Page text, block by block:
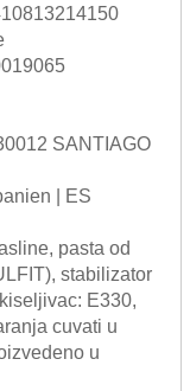
SANTIAGO
| ES
pasta od
stabilizator
E330,
cuvati u
u